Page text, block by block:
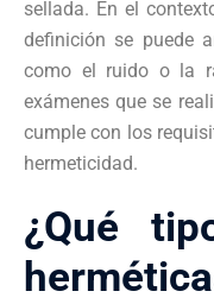
sellada. En el
definición se puede
como el ruido o la
exámenes que se
cumple con los
hermeticidad.
¿Qué